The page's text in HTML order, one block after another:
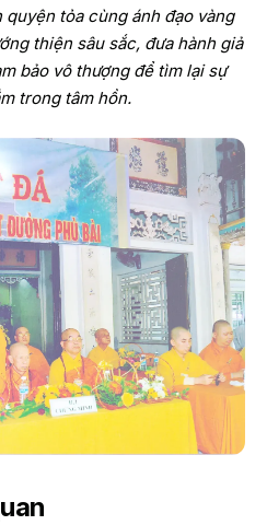
tỏa cùng ánh đạo vàng
thiện sâu sắc, đưa hành giả
bảo vô thượng để tìm lại sự
trong tâm hồn.